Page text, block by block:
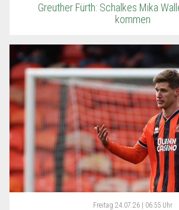
Greuther Fürth: Schalkes Mika
kommen
Freitag 24.07.26 | 06:55 Uhr